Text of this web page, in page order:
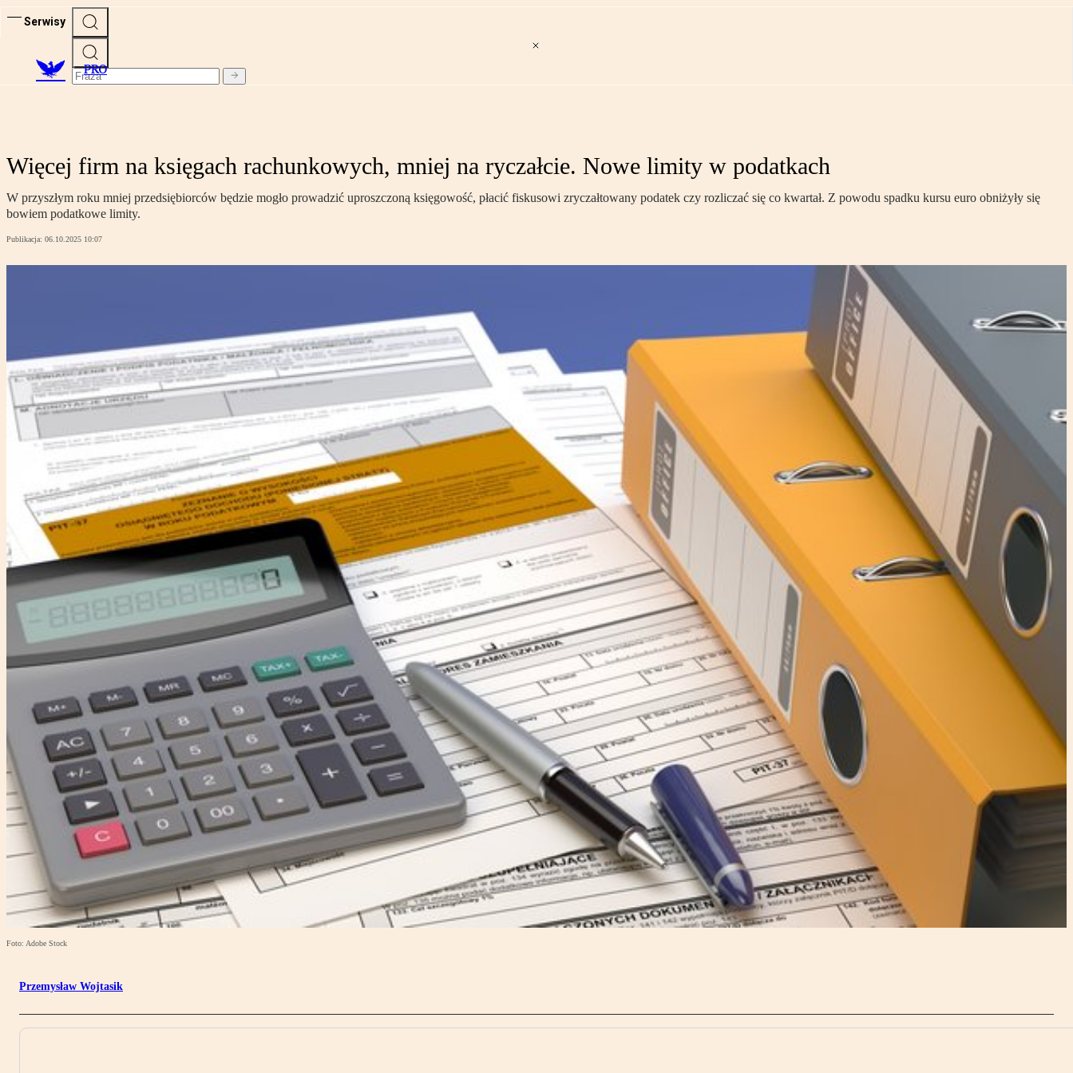
Serwisy
PRO
Więcej firm na księgach rachunkowych, mniej na ryczałcie. Nowe limity w podatkach
W przyszłym roku mniej przedsiębiorców będzie mogło prowadzić uproszczoną księgowość, płacić fiskusowi zryczałtowany podatek czy rozliczać się co kwartał. Z powodu spadku kursu euro obniżyły się
bowiem podatkowe limity.
Publikacja: 06.10.2025 10:07
Foto: Adobe Stock
Przemysław Wojtasik